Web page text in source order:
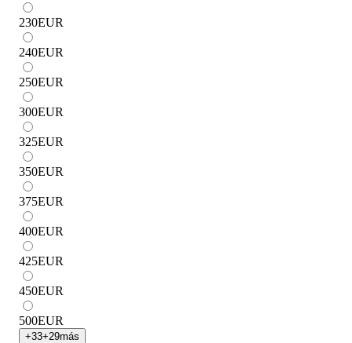
230EUR
240EUR
250EUR
300EUR
325EUR
350EUR
375EUR
400EUR
425EUR
450EUR
500EUR
+33+29más